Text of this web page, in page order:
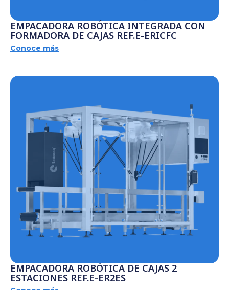
EMPACADORA ROBÓTICA INTEGRADA CON
FORMADORA DE CAJAS REF.E-ERICFC
Conoce más
EMPACADORA ROBÓTICA DE CAJAS 2
ESTACIONES REF.E-ER2ES